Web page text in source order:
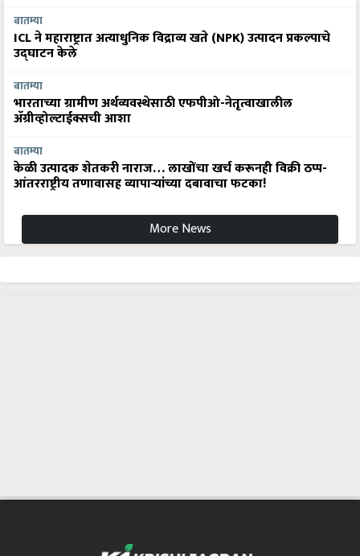
बातम्या
ICL ने महाराष्ट्रात अत्याधुनिक विद्राव्य खते (NPK) उत्पादन प्रकल्पाचे
उद्घाटन केले
बातम्या
भारताच्या ग्रामीण अर्थव्यवस्थेसाठी एफपीओ-नेतृत्वाखालील
अ‍ॅग्रीव्होल्टाईक्सची आशा
बातम्या
केळी उत्पादक शेतकरी नाराज… लाखोंचा खर्च करूनही विक्री ठप्प-
आंतरराष्ट्रीय तणावासह व्यापाऱ्यांच्या दबावाचा फटका!
More News